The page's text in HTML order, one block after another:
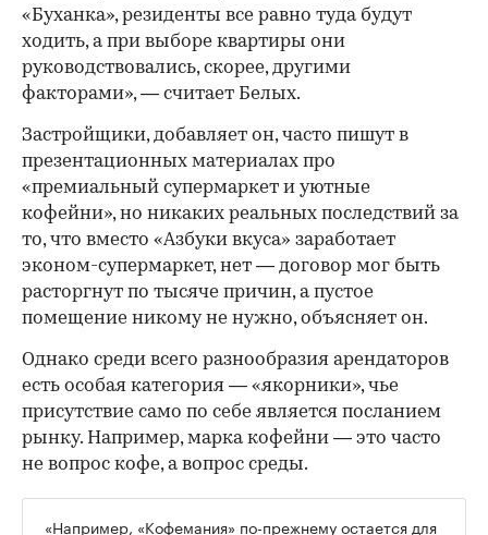
«Буханка», резиденты все равно туда будут
ходить, а при выборе квартиры они
руководствовались, скорее, другими
факторами», — считает Белых.
Застройщики, добавляет он, часто пишут в
презентационных материалах про
«премиальный супермаркет и уютные
кофейни», но никаких реальных последствий за
то, что вместо «Азбуки вкуса» заработает
эконом-супермаркет, нет — договор мог быть
расторгнут по тысяче причин, а пустое
помещение никому не нужно, объясняет он.
Однако среди всего разнообразия арендаторов
есть особая категория — «якорники», чье
присутствие само по себе является посланием
рынку. Например, марка кофейни — это часто
не вопрос кофе, а вопрос среды.
«Например, «Кофемания» по-прежнему остается для